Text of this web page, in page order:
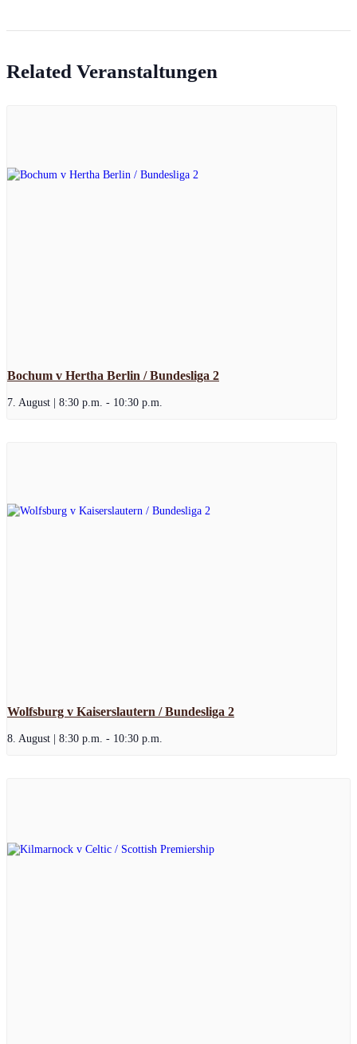
Related Veranstaltungen
Bochum v Hertha Berlin / Bundesliga 2
7. August | 8:30 p.m. - 10:30 p.m.
Wolfsburg v Kaiserslautern / Bundesliga 2
8. August | 8:30 p.m. - 10:30 p.m.